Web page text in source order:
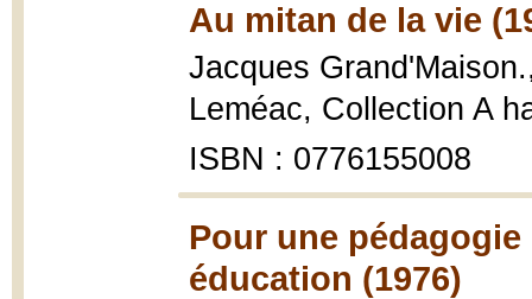
Au mitan de la vie
Jacques
Leméac, Collection A
ISBN : 0776155008
Pour une
éducation (1976)